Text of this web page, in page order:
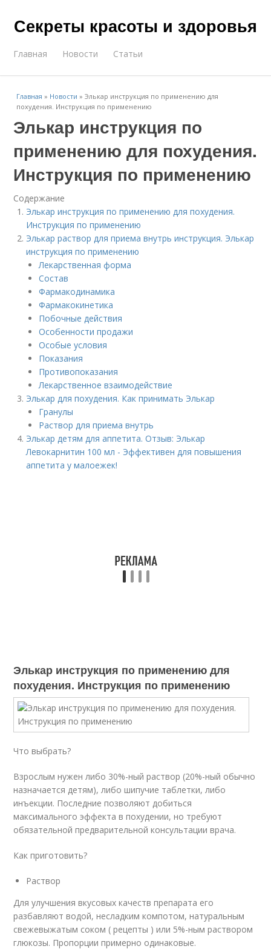
Секреты красоты и здоровья
Главная Новости Статьи
Главная » Новости »Элькар инструкция по применению для
похудения. Инструкция по применению
Элькар инструкция по
применению для похудения.
Инструкция по применению
Содержание
Элькар инструкция по применению для похудения.
Инструкция по применению
Элькар раствор для приема внутрь инструкция. Элькар
инструкция по применению
Лекарственная форма
Состав
Фармакодинамика
Фармакокинетика
Побочные действия
Особенности продажи
Особые условия
Показания
Противопоказания
Лекарственное взаимодействие
Элькар для похудения. Как принимать Элькар
Гранулы
Раствор для приема внутрь
Элькар детям для аппетита. Отзыв: Элькар
Левокарнитин 100 мл - Эффективен для повышения
аппетита у малоежек!
Элькар инструкция по применению для
похудения. Инструкция по применению
Что выбрать?
Взрослым нужен либо 30%-ный раствор (20%-ный обычно
назначается детям), либо шипучие таблетки, либо
инъекции. Последние позволяют добиться
максимального эффекта в похудении, но требуют
обязательной предварительной консультации врача.
Как приготовить?
Раствор
Для улучшения вкусовых качеств препарата его
разбавляют водой, несладким компотом, натуральным
свежевыжатым соком ( рецепты ) или 5%-ным раствором
глюкозы. Пропорции примерно одинаковые.